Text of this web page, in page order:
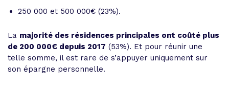
250 000 et 500 000€ (23%).
La majorité des résidences principales ont coûté plus
de 200 000€ depuis 2017 (53%). Et pour réunir une
telle somme, il est rare de s’appuyer uniquement sur
son épargne personnelle.